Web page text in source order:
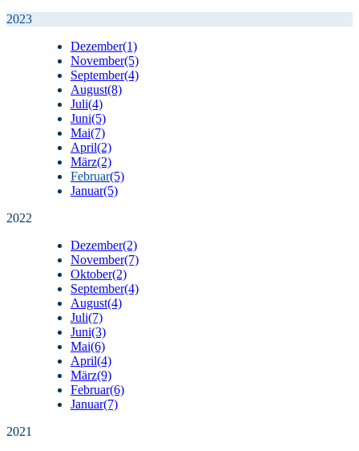
2023
Dezember(1)
November(5)
September(4)
August(8)
Juli(4)
Juni(5)
Mai(7)
April(2)
März(2)
Februar(5)
Januar(5)
2022
Dezember(2)
November(7)
Oktober(2)
September(4)
August(4)
Juli(7)
Juni(3)
Mai(6)
April(4)
März(9)
Februar(6)
Januar(7)
2021